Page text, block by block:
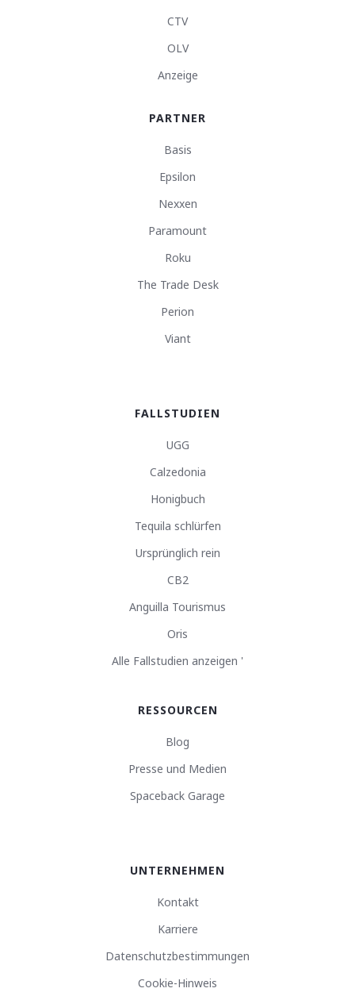
CTV
OLV
Anzeige
PARTNER
Basis
Epsilon
Nexxen
Paramount
Roku
The Trade Desk
Perion
Viant
FALLSTUDIEN
UGG
Calzedonia
Honigbuch
Tequila schlürfen
Ursprünglich rein
CB2
Anguilla Tourismus
Oris
Alle Fallstudien anzeigen '
RESSOURCEN
Blog
Presse und Medien
Spaceback Garage
UNTERNEHMEN
Kontakt
Karriere
Datenschutzbestimmungen
Cookie-Hinweis